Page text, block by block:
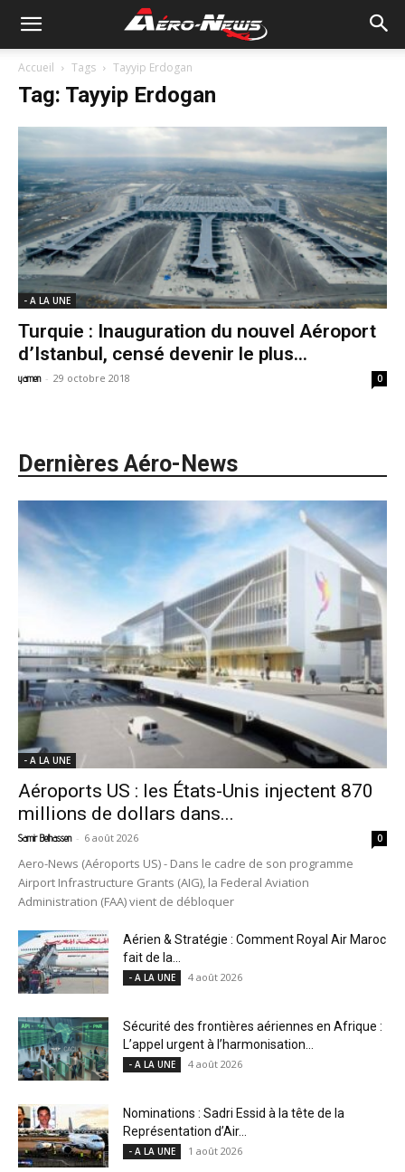
Accueil Tags Tayyip Erdogan
Tag: Tayyip Erdogan
- A LA UNE
Turquie : Inauguration du nouvel Aéroport
d’Istanbul, censé devenir le plus...
yamen - 29 octobre 2018 0
Dernières Aéro-News
- A LA UNE
Aéroports US : les États-Unis injectent 870
millions de dollars dans...
Samir Belhassen - 6 août 2026 0
Aero-News (Aéroports US) - Dans le cadre de son programme
Airport Infrastructure Grants (AIG), la Federal Aviation
Administration (FAA) vient de débloquer
Aérien & Stratégie : Comment Royal Air Maroc
fait de la...
- A LA UNE 4 août 2026
Sécurité des frontières aériennes en Afrique :
L’appel urgent à l’harmonisation...
- A LA UNE 4 août 2026
Nominations : Sadri Essid à la tête de la
Représentation d’Air...
- A LA UNE 1 août 2026